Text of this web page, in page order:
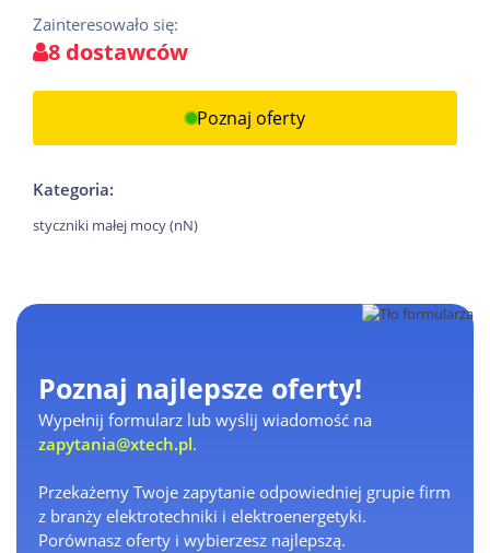
Zainteresowało się:
8 dostawców
Poznaj oferty
Kategoria:
styczniki małej mocy (nN)
Poznaj najlepsze oferty!
Wypełnij formularz lub wyślij wiadomość na
zapytania@xtech.pl.
Przekażemy Twoje zapytanie odpowiedniej grupie firm
z branży elektrotechniki i elektroenergetyki.
Porównasz oferty i wybierzesz najlepszą.